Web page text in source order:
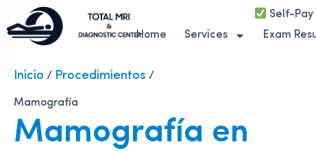
Self-Pay
Home
Services Exam
Inicio / Procedimientos /
Mamografía
Mamografía en